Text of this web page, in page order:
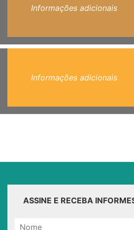
Informações adicionais
Informações adicionais
ASSINE E RECEBA